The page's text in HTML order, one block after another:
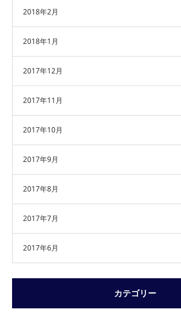
2018年2月
2018年1月
2017年12月
2017年11月
2017年10月
2017年9月
2017年8月
2017年7月
2017年6月
カテゴリー